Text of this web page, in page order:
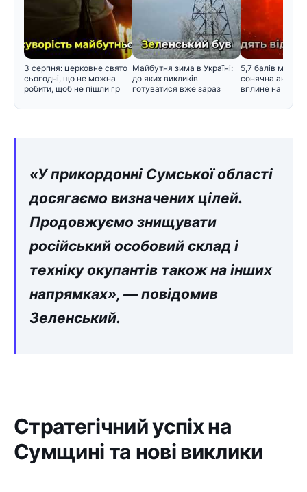
3 серпня: церковне свято
сьогодні, що не можна
робити, щоб не пішли гр
Майбутня зима в Україні:
до яких викликів
готуватися вже зараз
5,7 балів
сонячна
вплине на
«У прикордонні Сумської області
досягаємо визначених цілей.
Продовжуємо знищувати
російський особовий склад і
техніку окупантів також на інших
напрямках», — повідомив
Зеленський.
Стратегічний успіх на
Сумщині та нові виклики